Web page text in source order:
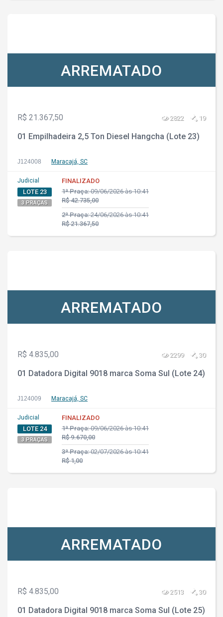
ARREMATADO
R$ 21.367,50 2822 19
01 Empilhadeira 2,5 Ton Diesel Hangcha (Lote 23)
J124008 Maracajá, SC
Judicial
LOTE 23
3 PRAÇAS
FINALIZADO
1ª Praça:09/06/2026 às 10:41
R$ 42.735,00
2ª Praça:24/06/2026 às 10:41
R$ 21.367,50
ARREMATADO
R$ 4.835,00 2299 30
01 Datadora Digital 9018 marca Soma Sul (Lote 24)
J124009 Maracajá, SC
Judicial
LOTE 24
3 PRAÇAS
FINALIZADO
1ª Praça:09/06/2026 às 10:41
R$ 9.670,00
3ª Praça:02/07/2026 às 10:41
R$ 1,00
ARREMATADO
R$ 4.835,00 2513 30
01 Datadora Digital 9018 marca Soma Sul (Lote 25)